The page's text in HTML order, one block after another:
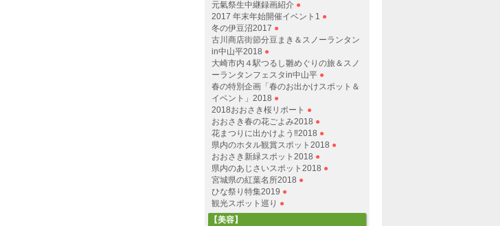
元氣祭生中継録画紹介 ●
2017 年末年始開催イベント1 ●
冬の伊豆沼2017 ●
古川商店街節分豆まき＆スノーランタン
in中山平2018 ●
大崎市内４駅つるし雛めぐりの旅＆スノ
ーランタンフェスタin中山平 ●
春の特別企画「春のお出かけスポット＆
イベント」2018 ●
2018おおさき桜リポート ●
おおさき春の花ごよみ2018 ●
花まつりに出かけよう‼︎2018 ●
県内のホタル観賞スポット2018 ●
おおさき新緑スポット2018 ●
県内のあじさいスポット2018 ●
宮城県の紅葉名所2018 ●
ひな祭り特集2019 ●
観光スポット巡り ●
【美容】